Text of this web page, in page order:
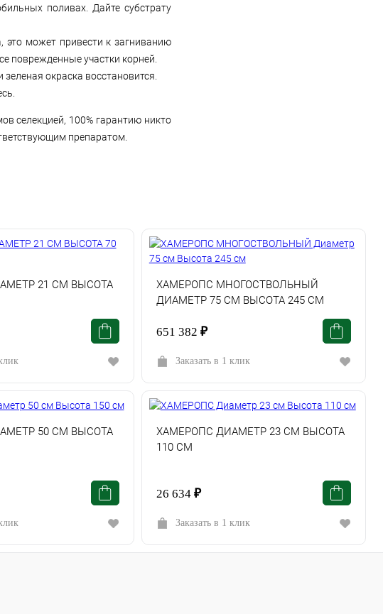
поливах. Дайте субстрату
это может привести к загниванию
поврежденные участки корней.
окраска восстановится.
селекцией, 100% гарантию никто
препаратом.
21 СМ ВЫСОТА
ХАМЕРОПС МНОГОСТВОЛЬНЫЙ
ДИАМЕТР 75 СМ ВЫСОТА 245 СМ
651 382 ₽
Заказать в 1 клик
50 СМ ВЫСОТА
ХАМЕРОПС ДИАМЕТР 23 СМ ВЫСОТА
110 СМ
26 634 ₽
Заказать в 1 клик